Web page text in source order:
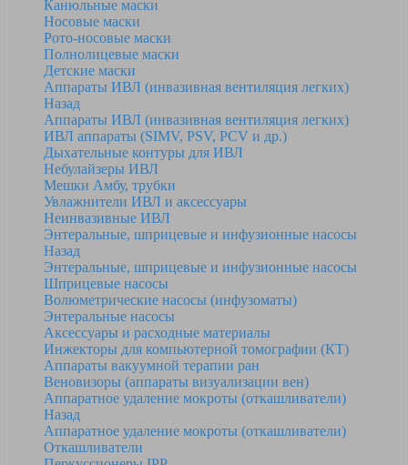
Канюльные маски
Носовые маски
Рото-носовые маски
Полнолицевые маски
Детские маски
Аппараты ИВЛ (инвазивная вентиляция легких)
Назад
Аппараты ИВЛ (инвазивная вентиляция легких)
ИВЛ аппараты (SIMV, PSV, PCV и др.)
Дыхательные контуры для ИВЛ
Небулайзеры ИВЛ
Мешки Амбу, трубки
Увлажнители ИВЛ и аксессуары
Неинвазивные ИВЛ
Энтеральные, шприцевые и инфузионные насосы
Назад
Энтеральные, шприцевые и инфузионные насосы
Шприцевые насосы
Волюметрические насосы (инфузоматы)
Энтеральные насосы
Аксессуары и расходные материалы
Инжекторы для компьютерной томографии (КТ)
Аппараты вакуумной терапии ран
Веновизоры (аппараты визуализации вен)
Аппаратное удаление мокроты (откашливатели)
Назад
Аппаратное удаление мокроты (откашливатели)
Откашливатели